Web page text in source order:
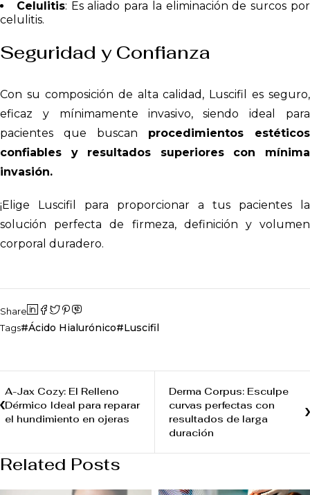
Celulitis: Es aliado para la eliminación de surcos por
celulitis.
Seguridad y Confianza
Con su composición de alta calidad, Luscifil es seguro,
eficaz y mínimamente invasivo, siendo ideal para
pacientes que buscan procedimientos estéticos
confiables y resultados superiores con mínima
invasión.
¡Elige Luscifil para proporcionar a tus pacientes la
solución perfecta de firmeza, definición y volumen
corporal duradero.
Share
Tags
Ácido Hialurónico Luscifil
A-Jax Cozy: El Relleno
Dérmico Ideal para reparar
el hundimiento en ojeras
Derma Corpus: Esculpe
curvas perfectas con
resultados de larga
duración
Related Posts